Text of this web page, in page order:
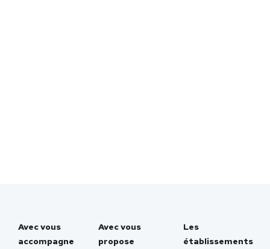
Avec vous
accompagne
Avec vous
propose
Les
établissements